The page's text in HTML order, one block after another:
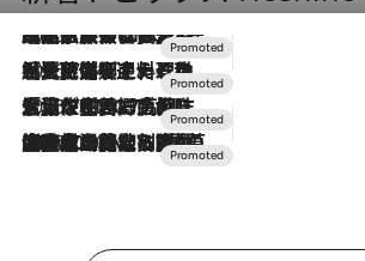
2026.7.31
【ホテル帰省】という選択肢をOMOが提案。家族とほどよい距離を保つには「昼は実家、夜は気兼ねなくホテルで！」
2026.7.24
【夏限定ディナーコース】旬を迎える稚鮎や花ズッキーニなどをイタリア・トスカーナの郷土料理の手法で満喫！
2026.7.17
「土佐和ハーブかき氷」がOMO7高知に登場！生姜、山椒、大葉など目にも舌にも涼を呼ぶ郷土の味
2026.7.10
NEW OPEN！【界 草津】名湯の地に誕生。趣の異なる2種の温泉と上州ならではの会席・蕎麦割烹など美食を味わう究極の癒やし旅